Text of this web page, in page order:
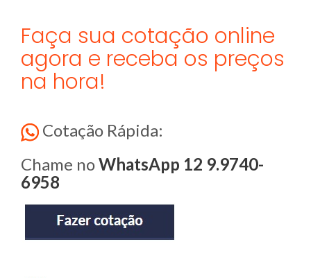
Faça sua cotação online
agora e receba os preços
na hora!
Cotação Rápida:
Chame noWhatsApp 12 9.9740-
6958